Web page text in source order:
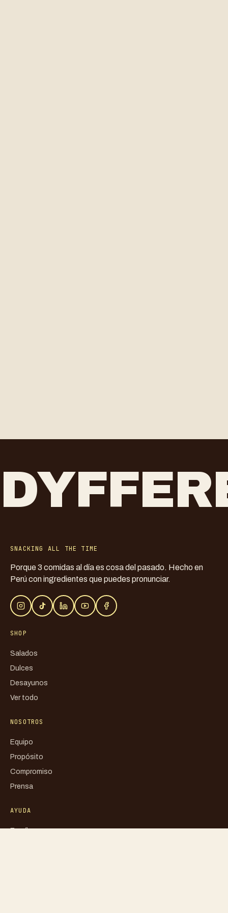
SNACKING ALL THE TIME
Porque 3 comidas al día es cosa del pasado. Hecho en
Perú con ingredientes que puedes pronunciar.
SHOP
Salados
Dulces
Desayunos
Ver todo
NOSOTROS
Equipo
Propósito
Compromiso
Prensa
AYUDA
Escríbenos